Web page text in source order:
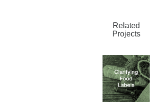
Related
Projects